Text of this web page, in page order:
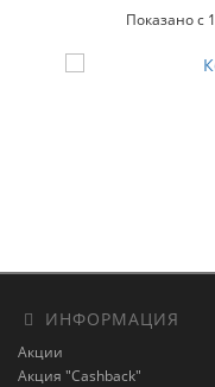
Показано с
ИНФОРМАЦИЯ
Акции
Акция "Cashback"